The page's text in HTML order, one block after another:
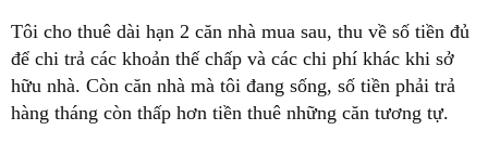
Tôi cho thuê dài hạn 2 căn nhà mua sau, thu về số tiền đủ
để chi trả các khoản thế chấp và các chi phí khác khi sở
hữu nhà. Còn căn nhà mà tôi đang sống, số tiền phải trả
hàng tháng còn thấp hơn tiền thuê những căn tương tự.